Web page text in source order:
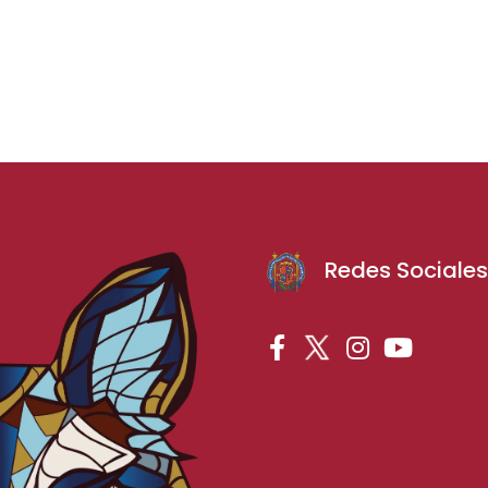
Redes Sociales